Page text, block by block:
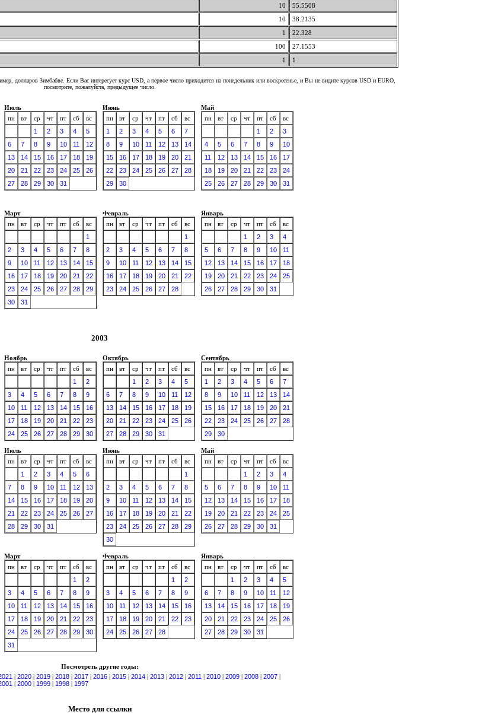
10
55.5508
10
38.2135
1
22.328
100
27.1553
1 1
долларов Зимбабве. Если Вас интересует курс USD, а первое число приходится на понедельник или воскресенье, и Вы не видите курсов USD и EURO,
посмотрите, пожалуйста, предыдущее число.
Июль
пн
вт ср чт пт сб
вс
1
2 3 4
5
6
7 8 9 10 11
12
13
14 15 16 17 18
19
20
21 22 23 24 25
26
27
28 29 30 31
Июнь
пн
вт ср чт пт сб
вс
1
2 3 4 5 6
7
8
9 10 11 12 13
14
15
16 17 18 19 20
21
22
23 24 25 26 27
28
29
30
Май
пн
вт ср чт пт сб
вс
1
2
3
4
5 6 7 8 9
10
11
12 13 14 15 16
17
18
19 20 21 22 23
24
25
26 27 28 29 30 31
Март
пн
вт ср чт пт сб
вс
1
2
3 4 5 6 7
8
9
10 11 12 13 14
15
16
17 18 19 20 21
22
23
24 25 26 27 28
29
30
31
Февраль
пн
вт ср чт пт сб
вс
1
2
3 4 5 6 7
8
9
10 11 12 13 14
15
16
17 18 19 20 21
22
23
24 25 26 27 28
Январь
пн
вт ср чт пт сб
вс
1
2 3
4
5
6 7 8 9 10
11
12
13 14 15 16 17
18
19
20 21 22 23 24
25
26
27 28 29 30 31
2003
Ноябрь
пн
вт ср чт пт сб
вс
1
2
3
4 5 6 7 8
9
10
11 12 13 14 15
16
17
18 19 20 21 22
23
24
25 26 27 28 29 30
Октябрь
пн
вт ср чт пт сб
вс
1
2 3 4
5
6
7 8 9 10 11
12
13
14 15 16 17 18
19
20
21 22 23 24 25
26
27
28 29 30 31
Сентябрь
пн
вт ср чт пт сб
вс
1
2 3 4 5 6
7
8
9 10 11 12 13
14
15
16 17 18 19 20
21
22
23 24 25 26 27
28
29
30
Июль
пн
вт ср чт пт сб
вс
1
2 3 4 5
6
7
8 9 10 11 12
13
14
15 16 17 18 19
20
21
22 23 24 25 26
27
28
29 30 31
Июнь
пн
вт ср чт пт сб
вс
1
2
3 4 5 6 7
8
9
10 11 12 13 14
15
16
17 18 19 20 21
22
23
24 25 26 27 28
29
30
Май
пн
вт ср чт пт сб
вс
1
2 3
4
5
6 7 8 9 10
11
12
13 14 15 16 17
18
19
20 21 22 23 24
25
26
27 28 29 30 31
Март
пн
вт ср чт пт сб
вс
1
2
3
4 5 6 7 8
9
10
11 12 13 14 15
16
17
18 19 20 21 22
23
24
25 26 27 28 29
30
31
Февраль
пн
вт ср чт пт сб
вс
1
2
3
4 5 6 7 8
9
10
11 12 13 14 15
16
17
18 19 20 21 22
23
24
25 26 27 28
Январь
пн
вт ср чт пт сб
вс
1
2 3 4
5
6
7 8 9 10 11
12
13
14 15 16 17 18
19
20
21 22 23 24 25
26
27
28 29 30 31
Посмотреть другие годы:
2020 2019 2018 2017 2016 2015 2014 2013 2012 2011 2010 2009 2008 2007
2000 1999 1998 1997
Место для ссылки